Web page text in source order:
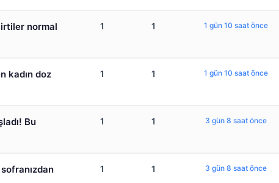
normal
1 1 1 gün 10 saat önce
kadın doz
1 1 1 gün 10 saat önce
Bu
1 1 3 gün 8 saat önce
1 1 3 gün 8 saat önce